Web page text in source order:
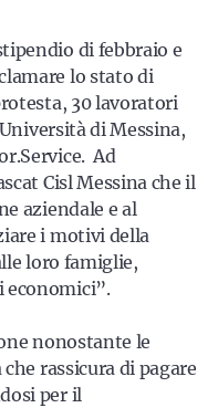
di febbraio e
lo stato di
30 lavoratori
di Messina,
Ad
Cisl Messina che il
aziendale e al
i motivi della
loro famiglie,
economici”.
nonostante le
rassicura di pagare
per il